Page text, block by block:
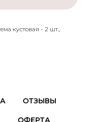
кустовая - 2 шт.,
ОТЗЫВЫ
ОФЕРТА